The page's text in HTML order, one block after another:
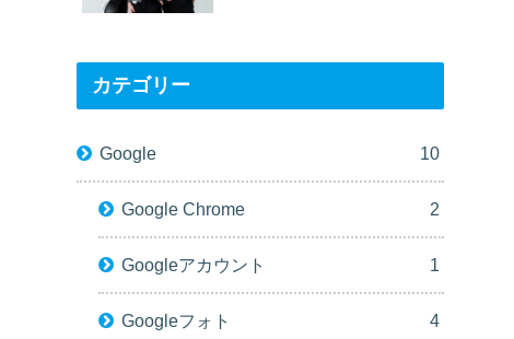
カテゴリー
Google 10
Google Chrome 2
Googleアカウント 1
Googleフォト 4